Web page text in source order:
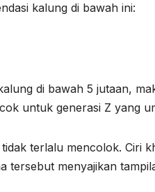
kalung di bawah ini:
di bawah 5 jutaan,
untuk generasi Z yang
terlalu mencolok. Ciri
tersebut menyajikan